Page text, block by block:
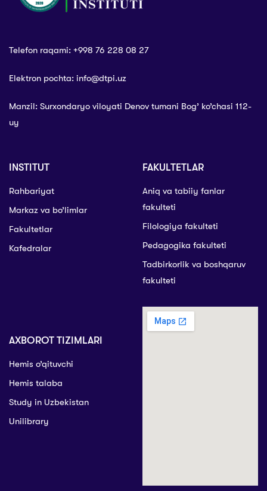
Telefon raqami: +998 76 228 08 27
Elektron pochta: info@dtpi.uz
Manzil: Surxondaryo viloyati Denov tumani Bog’ ko’chasi 112-
uy
INSTITUT
Rahbariyat
Markaz va bo’limlar
Fakultetlar
Kafedralar
FAKULTETLAR
Aniq va tabiiy fanlar
fakulteti
Filologiya fakulteti
Pedagogika fakulteti
Tadbirkorlik va boshqaruv
fakulteti
AXBOROT TIZIMLARI
Hemis o’qituvchi
Hemis talaba
Study in Uzbekistan
Unilibrary